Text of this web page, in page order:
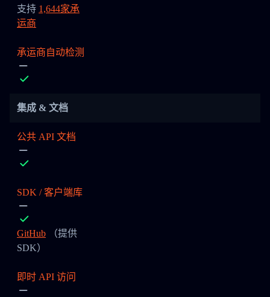
支持 1,644家承
运商
承运商自动检测
集成 & 文档
公共 API 文档
SDK / 客户端库
GitHub （提供
SDK）
即时 API 访问